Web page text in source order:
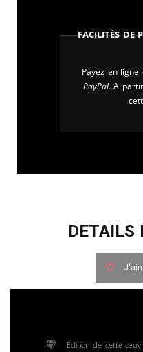
Facilités de
Payez en
PayPal. A
DETAILS
Édition de cette